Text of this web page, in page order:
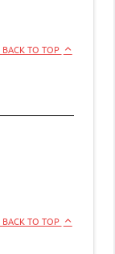
BACK TO TOP
BACK TO TOP